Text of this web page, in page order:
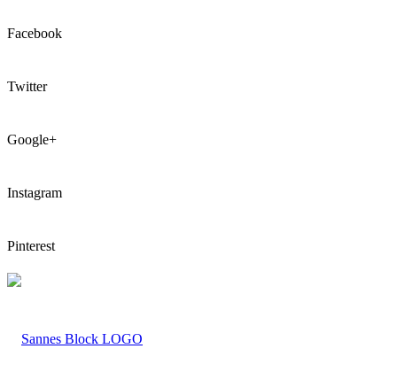
Facebook
Twitter
Google+
Instagram
Pinterest
LOGO